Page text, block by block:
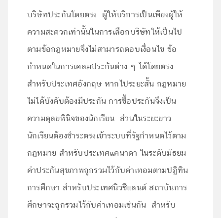
บริษัทประกันโดยตรง ผู้ให้บริการเป็นเพียงผู้ให้
ความสะดวกเท่านั้นในการเลือกบริษัทให้เป็นไป
ตามข้อกฎหมายจึงไม่สามารถตอบเงื่อนไข ข้อ
กำหนดในการเคลมประกันต่าง ๆ ได้โดยตรง
สำหรับประเทศอังกฤษ หากไประยะสั้น กฎหมาย
ไม่ได้บังคับต้องมีประกัน การซื้อประกันจึงเป็น
ความดุลยพินิจของนักเรียน ส่วนในระยะยาว
นักเรียนต้องชำระตรงเข้าระบบที่รัฐกำหนดไว้ตาม
กฎหมาย สำหรับประเทศแคนาดา ในระดับมัธยม
ค่าประกันสุขภาพถูกรวมไว้กับค่าเทอมตามปฏิทิน
การศึกษา สำหรับประเทศนิวซีแลนด์ สถาบันการ
ศึกษาจะถูกรวมไว้กับค่าเทอมเช่นกัน สำหรับ